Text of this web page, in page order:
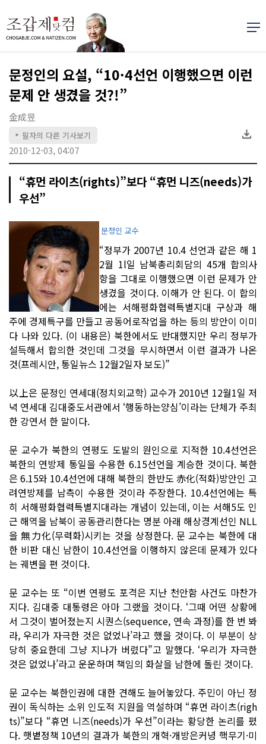
문정인의 요설, “10·4선언 이행했으면 이런
문제 안 생겼을 것?!”
金成昱
▶ 필자의 다른 기사보기
2010-12-03, 04:07
“휴먼 라이츠(rights)”보다 “휴먼 니즈(needs)가
우선”
문정인 교수
“정부가 2007년 10.4 선언과 같은 해 1
2월 1l일 남북총리회담의 45개 합의사
항을 그대로 이행했으면 이런 문제가 안
생겼을 것이다. 이해가 안 된다. 이 합의
에는 서해평화협력특별지대 구상과 해
주에 경제특구를 만들고 공동어로작업을 하는 등의 방안이 이미
다 나와 있다. (이 내용은) 북한에서도 반대했지만 우리 정부가
설득해서 합의한 것인데 그것을 무시하면서 이런 결과가 나온
것(프레시안, 통일뉴스 12월2일자 보도)”
以上은 문정인 연세대(정치외교학) 교수가 2010년 12월1일 저
녁 연세대 김대중도서관에서 ‘행동하는양심’이라는 단체가 주최
한 강연서 한 말이다.
문 교수가 북한의 연평도 도발의 원인으로 지적한 10.4선언은
북한의 연방제 통일을 수용한 6.15선언을 계승한 것이다. 북한
은 6.15와 10.4선언에 대해 북한의 한반도 赤化(적화)방안인 고
려연방제를 남측이 수용한 것이라 주장한다. 10.4선언에는 특
히 서해평화협력특별지대라는 개념이 있는데, 이는 서해5도 인
근 해역을 남북이 공동관리한다는 명분 아래 해상경계선인 NLL
을 無力化(무력화)시키는 것을 상정한다. 문 교수는 북한에 대
한 비판 대신 남한이 10.4선언을 이행하지 않은데 문제가 있다
는 궤변을 편 것이다.
문 교수는 또 “이번 연평도 포격은 지난 천안함 사건도 마찬가
지다. 김대중 대통령은 아마 그랬을 것이다. ‘그때 어떤 상황에
서 그것이 벌어졌는지 시퀀스(sequence, 연속 과정)를 한 번 봐
라, 우리가 자극한 것은 없었나’라고 했을 것이다. 이 부분이 상
당히 중요한데 그냥 지나가 버렸다”고 말했다. ‘우리가 자극한
것은 없었나’라고 운운하며 책임의 화살을 남한에 돌린 것이다.
문 교수는 북한인권에 대한 견해도 늘어놓았다. 주민이 아닌 정
권이 독식하는 소위 인도적 지원을 역설하며 “휴먼 라이츠(righ
ts)”보다 “휴먼 니즈(needs)가 우선”이라는 황당한 논리를 폈
다. 햇볕정책 10년의 결과가 북한의 개혁·개방은커녕 핵무기·미